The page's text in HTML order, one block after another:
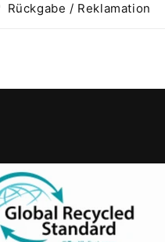
Rückgabe / Reklamation